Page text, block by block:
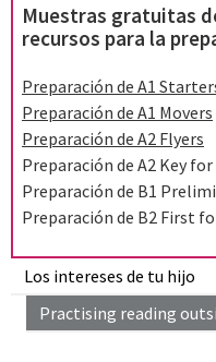
Los intereses de tu hijo
Practising reading
Muestras gratuitas
recursos para la
Preparación de A1
Preparación de A1 Movers
Preparación de A2 Flyers
Preparación de A2 Key
Preparación de B1
Preparación de B2 First